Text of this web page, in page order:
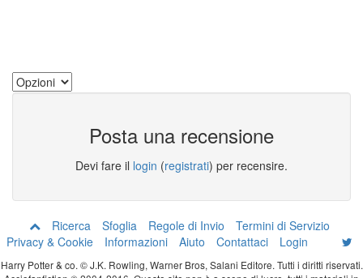
Posta una recensione
Devi fare il login (registrati) per recensire.
Ricerca Sfoglia Regole di Invio
Termini di Servizio
Privacy & Cookie
Informazioni Aiuto Contattaci Login
Harry Potter & co. © J.K. Rowling, Warner Bros, Salani Editore. Tutti i diritti riservati.